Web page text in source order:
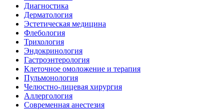
Диагностика
Дерматология
Эстетическая медицина
Флебология
Трихология
Эндокринология
Гастроэнтерология
Клеточное омоложение и терапия
Пульмонология
Челюстно-лицевая хирургия
Аллергология
Современная анестезия